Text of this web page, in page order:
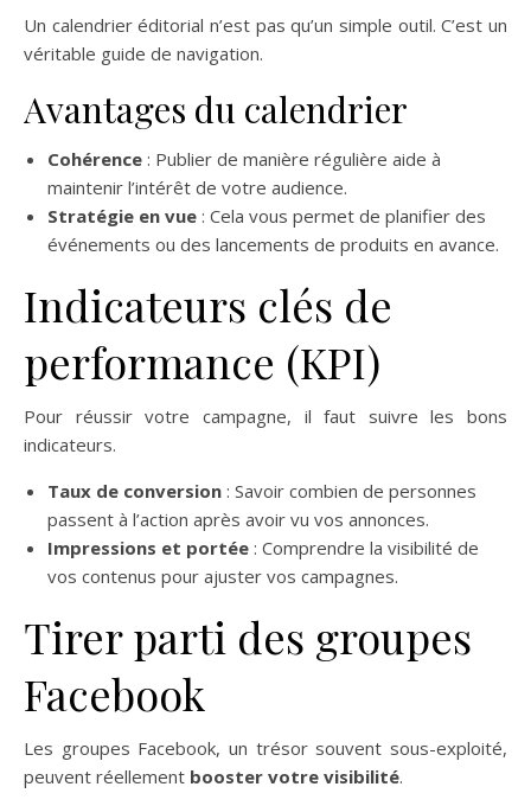
Un calendrier éditorial n’est pas qu’un simple outil. C’est un
véritable guide de navigation.
Avantages du calendrier
Cohérence : Publier de manière régulière aide à
maintenir l’intérêt de votre audience.
Stratégie en vue : Cela vous permet de planifier des
événements ou des lancements de produits en avance.
Indicateurs clés de
performance (KPI)
Pour réussir votre campagne, il faut suivre les bons
indicateurs.
Taux de conversion : Savoir combien de personnes
passent à l’action après avoir vu vos annonces.
Impressions et portée : Comprendre la visibilité de
vos contenus pour ajuster vos campagnes.
Tirer parti des groupes
Facebook
Les groupes Facebook, un trésor souvent sous-exploité,
peuvent réellement booster votre visibilité.